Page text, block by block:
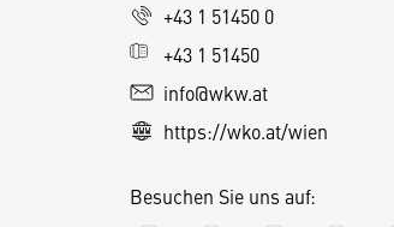
+43 1 51450 0
+43 1 51450
info@wkw.at
https://wko.at/wien
Besuchen Sie uns auf: